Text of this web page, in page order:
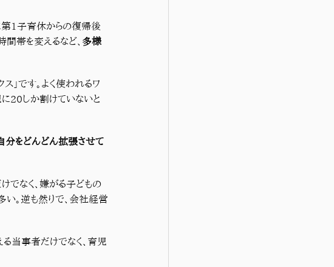
第1子育休からの復帰後
帯を変えるなど、 多様
」です。よく使われるワ
に20しか割けていないと
分をどんどん拡張させて
でなく、嫌がる子どもの
い。逆も然りで、会社経営
当事者だけでなく、育児